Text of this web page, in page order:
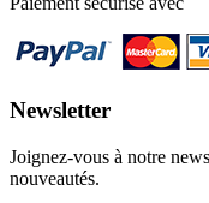
Newsletter
Joignez-vous à notre
nouveautés.